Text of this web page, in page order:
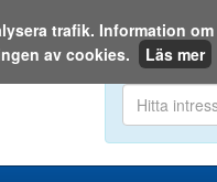
Sök i
trafik. Information
av cookies.
Läs mer